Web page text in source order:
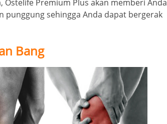
Premium Plus akan memberi Anda
punggung sehingga Anda dapat bergerak
Bang